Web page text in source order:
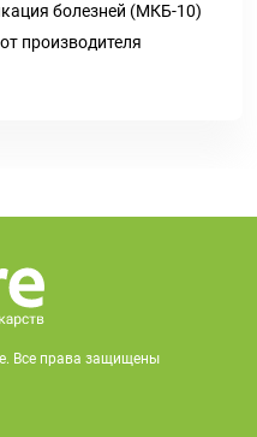
болезней (МКБ-10)
производителя
Все права защищены